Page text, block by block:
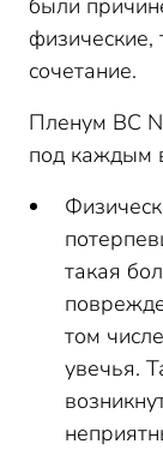
были
сочетание.
Пленум ВС №
под каждым
такая
том
увечья.